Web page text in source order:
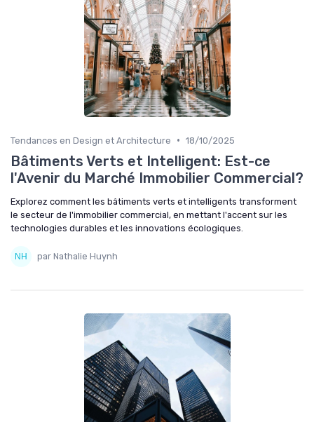
Tendances en Design et Architecture • 18/10/2025
Bâtiments Verts et Intelligent: Est-ce
l'Avenir du Marché Immobilier Commercial?
Explorez comment les bâtiments verts et intelligents transforment
le secteur de l'immobilier commercial, en mettant l'accent sur les
technologies durables et les innovations écologiques.
par Nathalie Huynh